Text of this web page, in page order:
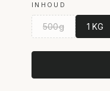
INHOUD
500g 1 KG